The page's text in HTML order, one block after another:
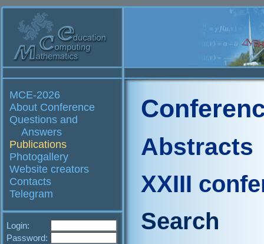
MCE-2026
About Conference
Questions and
Answers
Publications
Photogallery
Website creators
Contacts
Telegram
Login:
Password:
Abstracts
XXIII
Search